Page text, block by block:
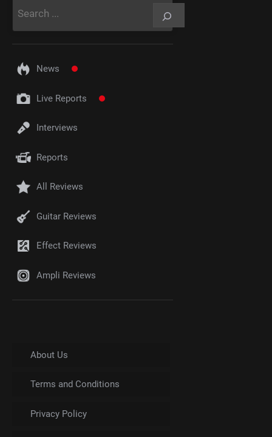
News
Live Reports
Interviews
Reports
All Reviews
Guitar Reviews
Effect Reviews
Ampli Reviews
About Us
Terms and Conditions
Privacy Policy